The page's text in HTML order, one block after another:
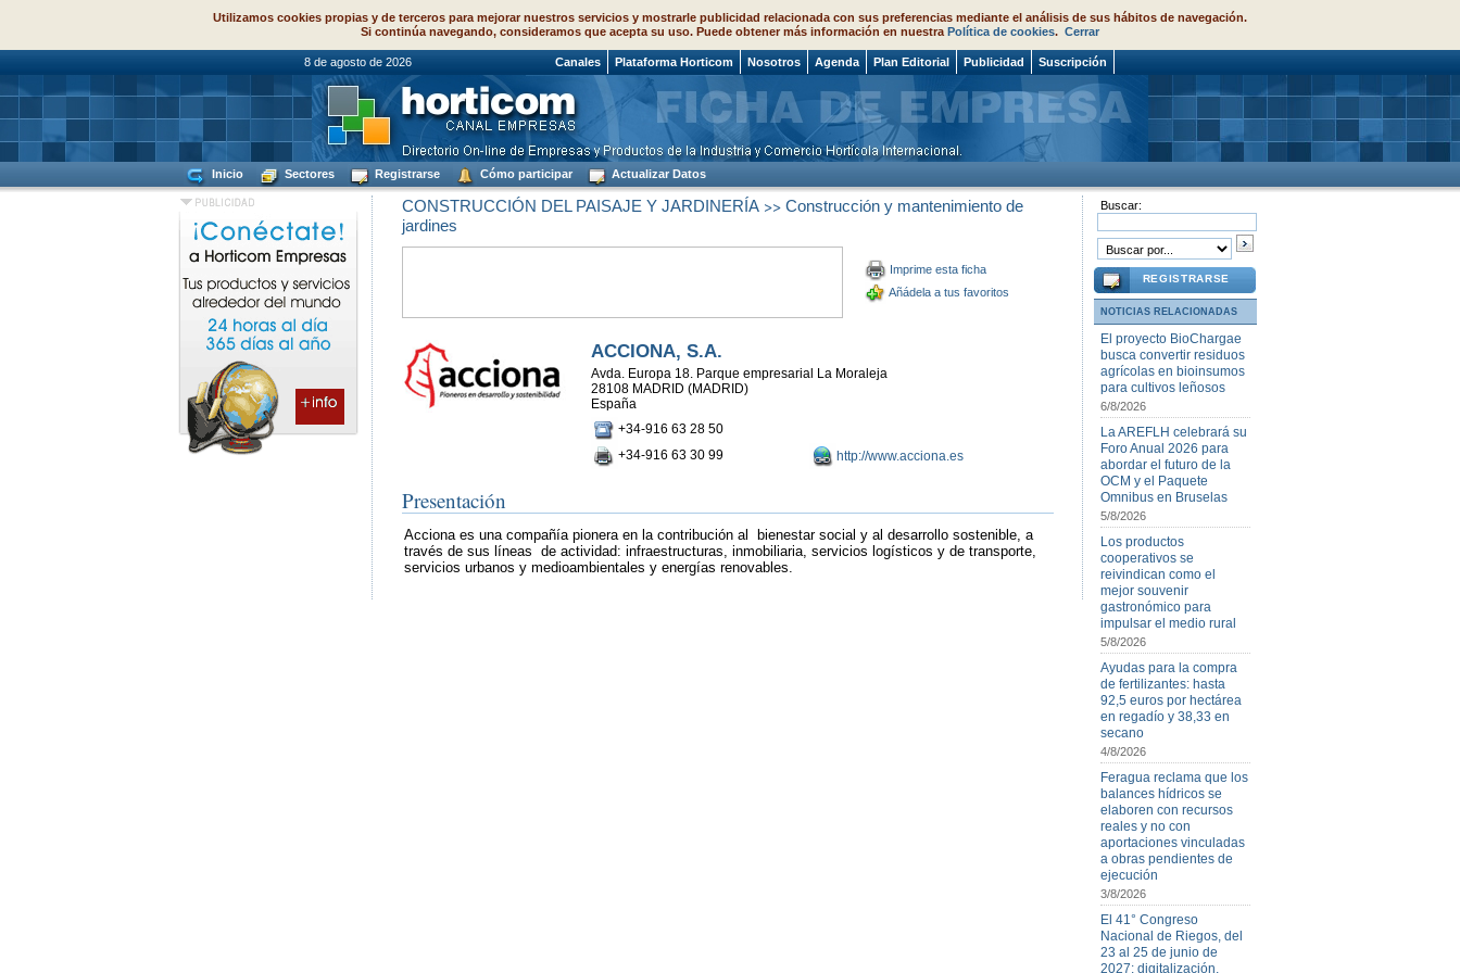
Utilizamos cookies propias y de terceros para mejorar nuestros servicios y mostrarle publicidad relacionada con sus preferencias mediante el análisis de sus hábitos de navegación.
Si continúa navegando, consideramos que acepta su uso. Puede obtener más información en nuestra Política de cookies. Cerrar
8 de agosto de 2026 Canales Plataforma Horticom Nosotros Agenda Plan Editorial Publicidad Suscripción
Inicio Sectores Registrarse Cómo participar Actualizar Datos
CONSTRUCCIÓN DEL PAISAJE Y JARDINERÍA>> Construcción y mantenimiento de
jardines
Imprime esta ficha
Añádela a tus favoritos
ACCIONA, S.A.
Avda. Europa 18. Parque empresarial La Moraleja
28108 MADRID (MADRID)
España
+34-916 63 28 50
+34-916 63 30 99
http://www.acciona.es
Presentación
Acciona es una compañía pionera en la contribución al bienestar social y al desarrollo sostenible, a
través de sus líneas de actividad: infraestructuras, inmobiliaria, servicios logísticos y de transporte,
servicios urbanos y medioambientales y energías renovables.
Buscar:
REGISTRARSE
NOTICIAS RELACIONADAS
El proyecto BioChargae
busca convertir residuos
agrícolas en bioinsumos
para cultivos leñosos
6/8/2026
La AREFLH celebrará su
Foro Anual 2026 para
abordar el futuro de la
OCM y el Paquete
Omnibus en Bruselas
5/8/2026
Los productos
cooperativos se
reivindican como el
mejor souvenir
gastronómico para
impulsar el medio rural
5/8/2026
Ayudas para la compra
de fertilizantes: hasta
92,5 euros por hectárea
en regadío y 38,33 en
secano
4/8/2026
Feragua reclama que los
balances hídricos se
elaboren con recursos
reales y no con
aportaciones vinculadas
a obras pendientes de
ejecución
3/8/2026
El 41° Congreso
Nacional de Riegos, del
23 al 25 de junio de
2027: digitalización,